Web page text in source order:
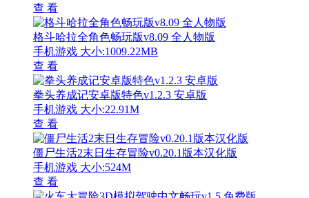
查 看
格斗哈拉全角色畅玩版v8.09 全人物版
手机游戏 大小:1009.22MB
查 看
拳头养成记安卓版特色v1.2.3 安卓版
手机游戏 大小:22.91M
查 看
僵尸生活2末日生存冒险v0.20.1版本汉化版
手机游戏 大小:524M
查 看